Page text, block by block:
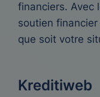
financiers. Avec
soutien
que soit votre
Kreditiweb